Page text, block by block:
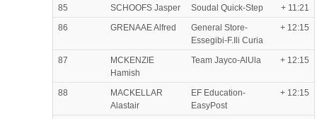
85 SCHOOFS Jasper Soudal Quick-Step
+ 11:21
86
GRENAAE Alfred
General Store-
Essegibi-F.Ili Curia
+ 12:15
87
MCKENZIE
Hamish
Team Jayco-AlUla + 12:15
88
MACKELLAR
Alastair
EF Education-
EasyPost
+ 12:15